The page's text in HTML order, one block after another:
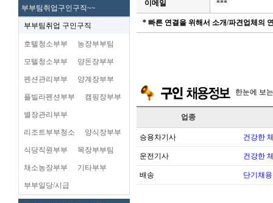
부부팀취업구인구직~~
부부팀취업 구인구직
호텔청소부부 농장부부팀
모텔청소부부 양돈장부부
펜션관리부부 양계장부부
플빌라펜션부부 캠핑장부부
별장관리부부
리조트부부청소 양식장부부
식당직원부부 목장부부팀
채소농장부부 기타부부
부부일당/시급
이메일 ***
* 빠른 연결을 위해서 소개/파견업체의
한눈에 보
업종
승용차기사 건강한
운전기사 건강한
배송 단기채